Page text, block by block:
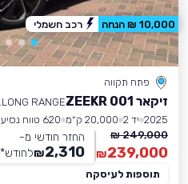
פתח תקווה
זיקאר ZEEKR 001
LONG RANGE.
2025 יד 2 20,000 ק״מ
620 טווח נסיעה
249,000 ₪
239,000
₪
החזר חודשי מ-
2,310
₪לחודש*
תוספות לעיסקה
10,000 ₪ הנחה רכב חשמלי